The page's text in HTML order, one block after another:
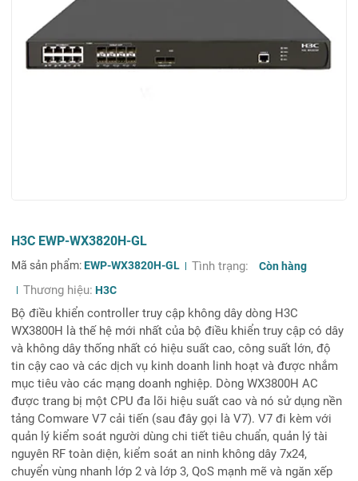
H3C EWP-WX3820H-GL
Mã sản phẩm:EWP-WX3820H-GL Tình trạng: Còn hàng
Thương hiệu: H3C
Bộ điều khiển controller truy cập không dây dòng H3C
WX3800H là thế hệ mới nhất của bộ điều khiển truy cập có dây
và không dây thống nhất có hiệu suất cao, công suất lớn, độ
tin cậy cao và các dịch vụ kinh doanh linh hoạt và được nhắm
mục tiêu vào các mạng doanh nghiệp. Dòng WX3800H AC
được trang bị một CPU đa lõi hiệu suất cao và nó sử dụng nền
tảng Comware V7 cải tiến (sau đây gọi là V7). V7 đi kèm với
quản lý kiểm soát người dùng chi tiết tiêu chuẩn, quản lý tài
nguyên RF toàn diện, kiểm soát an ninh không dây 7x24,
chuyển vùng nhanh lớp 2 và lớp 3, QoS mạnh mẽ và ngăn xếp